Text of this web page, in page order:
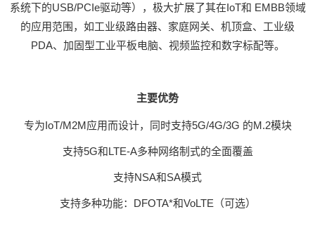
系统下的USB/PCIe驱动等），极大扩展了其在IoT和 EMBB领域
的应用范围，如工业级路由器、家庭网关、机顶盒、工业级
PDA、加固型工业平板电脑、视频监控和数字标配等。
主要优势
专为IoT/M2M应用而设计，同时支持5G/4G/3G 的M.2模块
支持5G和LTE-A多种网络制式的全面覆盖
支持NSA和SA模式
支持多种功能：DFOTA*和VoLTE（可选）